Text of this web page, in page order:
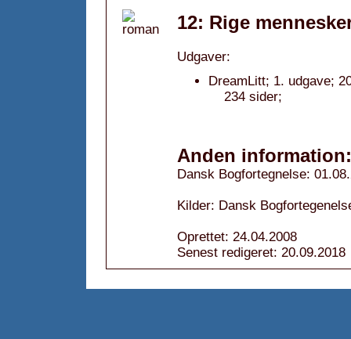
12: Rige
Udgaver:
DreamLitt; 1. udgave;
234 sider;
Anden information:
Dansk Bogfortegnelse:
Kilder: Dansk
Oprettet: 24.04.2008
Senest redigeret: 20.09.2018